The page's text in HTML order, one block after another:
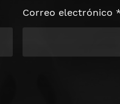
Correo electrónico